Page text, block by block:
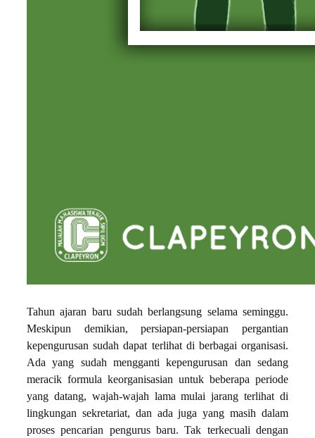
Tahun ajaran baru sudah berlangsung selama seminggu.
Meskipun demikian, persiapan-persiapan pergantian
kepengurusan sudah dapat terlihat di berbagai organisasi.
Ada yang sudah mengganti kepengurusan dan sedang
meracik formula keorganisasian untuk beberapa periode
yang datang, wajah-wajah lama mulai jarang terlihat di
lingkungan sekretariat, dan ada juga yang masih dalam
proses pencarian pengurus baru. Tak terkecuali dengan